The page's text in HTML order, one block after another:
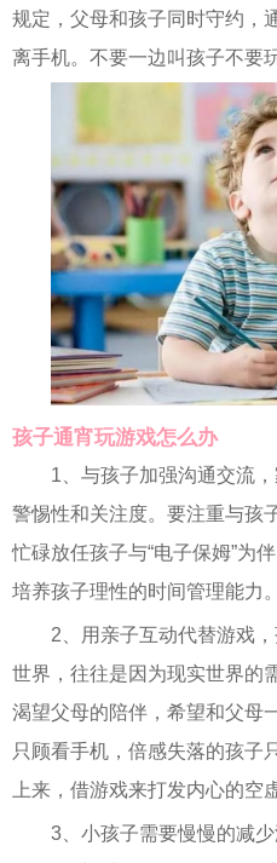
规定，父母和孩子同时守约，
离手机。不要一边叫孩子不要
孩子通宵玩游戏怎么办
1、与孩子加强沟通交流
警惕性和关注度。要注重与孩
忙碌放任孩子与“电子保姆”为
培养孩子理性的时间管理能力。
2、用亲子互动代替游戏
世界，往往是因为现实世界的
渴望父母的陪伴，希望和父母
只顾看手机，倍感失落的孩子
上来，借游戏来打发内心的空
3、小孩子需要慢慢的减